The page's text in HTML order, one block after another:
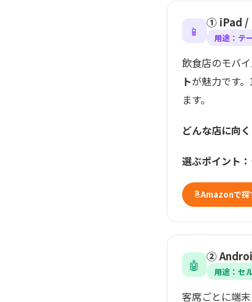
📱
① iPad /
用途：テ
飲食店のモバ
トが魅力です
ます。
どんな店に向く
選ぶポイント：
Amazonで
🤖
②
用途：セ
客席ごとに端